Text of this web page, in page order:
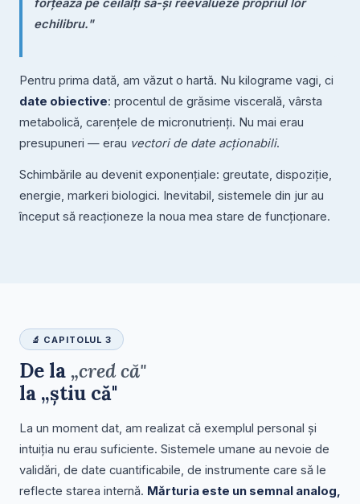
forțează pe ceilalți să-și reevalueze propriul lor
echilibru."
Pentru prima dată, am văzut o hartă. Nu kilograme vagi, ci
date obiective: procentul de grăsime viscerală, vârsta
metabolică, carențele de micronutrienți. Nu mai erau
presupuneri — erau vectori de date acționabili.
Schimbările au devenit exponențiale: greutate, dispoziție,
energie, markeri biologici. Inevitabil, sistemele din jur au
început să reacționeze la noua mea stare de funcționare.
🔬 CAPITOLUL 3
De la„cred că"
la „știu că"
La un moment dat, am realizat că exemplul personal și
intuiția nu erau suficiente. Sistemele umane au nevoie de
validări, de date cuantificabile, de instrumente care să le
reflecte starea internă. Mărturia este un semnal analog,